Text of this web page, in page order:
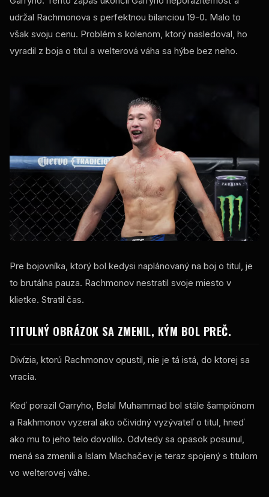
udržal Rachmonova s ​​perfektnou bilanciou 19-0. Malo to
však svoju cenu. Problém s kolenom, ktorý nasledoval, ho
vyradil z boja o titul a welterová váha sa hýbe bez neho.
Pre bojovníka, ktorý bol kedysi naplánovaný na boj o titul, je
to brutálna pauza. Rachmonov nestratil svoje miesto v
klietke. Stratil čas.
TITULNÝ OBRÁZOK SA ZMENIL, KÝM BOL PREČ.
Divízia, ktorú Rachmonov opustil, nie je tá istá, do ktorej sa
vracia.
Keď porazil Garryho, Belal Muhammad bol stále šampiónom
a Rakhmonov vyzeral ako očividný vyzývateľ o titul, hneď
ako mu to jeho telo dovolilo. Odvtedy sa opasok posunul,
mená sa zmenili a Islam Machačev je teraz spojený s titulom
vo welterovej váhe.